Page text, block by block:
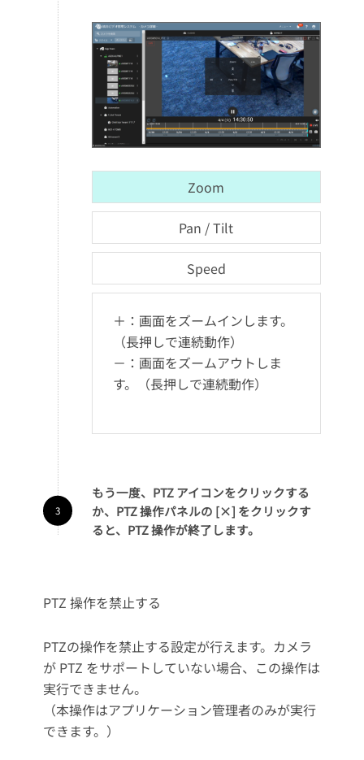
Zoom
Pan / Tilt
Speed
＋：画面をズームインします。
（長押しで連続動作）
－：画面をズームアウトしま
す。（長押しで連続動作）
もう一度、PTZ アイコンをクリックする
か、PTZ 操作パネルの [×] をクリックす
ると、PTZ 操作が終了します。
PTZ 操作を禁止する
PTZの操作を禁止する設定が行えます。カメラ
が PTZ をサポートしていない場合、この操作は
実行できません。
（本操作はアプリケーション管理者のみが実行
できます。）